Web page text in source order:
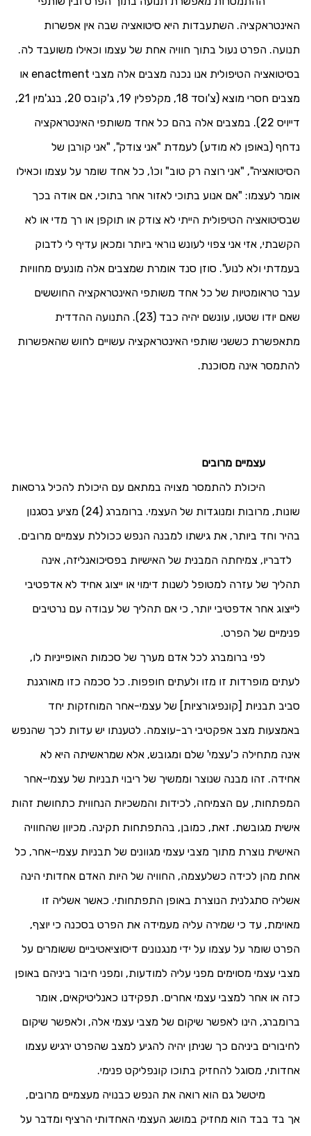
האינטראקציה. השתעבדות היא סיטואציה שבה אין אפשרות
תנועה. הפרט נעול בתוך חוויה אחת של עצמו וכאילו משועבד לה.
בסיטואציה הטיפולית אנו נכנה מצבים אלה מצבי enactment או
מצבים חסרי מוצא (צ'וסד 18, מקלפלין 19, ג'קובס 20, בנג'מין 21,
דייויס 22). במצבים אלה בהם כל אחד משותפי האינטראקציה
נדחף (באופן לא מודע) לעמדת "אני צודק", "אני קורבן של
הסיטואציה", "אני רוצה רק טוב" וכו', כל אחד שומר על עצמו וכאילו
אומר לעצמו: "אם אנוע בתוכי לאזור אחר בתוכי, אם אודה בכך
שבסיטואציה הטיפולית הייתי לא צודק או תוקפן או רך מדי או לא
הקשבתי, אזי אני צפוי לעונש נוראי ביותר ומכאן עדיף לי לדבוק
בעמדתי ולא לנוע". סוזן סנד אומרת שמצבים אלה מונעים מחוויות
עבר טראומטיות של כל אחד משותפי האינטראקציה החוששים
שאם יודו שטעו, עונשם יהיה כבד (23). התנועה ההדדית
מתאפשרת כששני שותפי האינטראקציה עשויים לחוש שהאפשרות
להתמסר אינה מסוכנת.
עצמיים מרובים
היכולת להתמסר מצויה במתאם עם היכולת להכיל גרסאות
שונות, מרובות ומנוגדות של העצמי. ברומברג (24) מציע בסגנון
בהיר וחד ביותר, את גישתו למבנה הנפש ככוללת עצמיים מרובים.
לדבריו, צמיחתה המבנית של האישיות בפסיכואנליזה, אינה
תהליך של עזרה למטופל לשנות דימוי או ייצוג אחיד לא אדפטיבי
לייצוג אחר אדפטיבי יותר, כי אם תהליך של עבודה עם נרטיבים
פנימיים של הפרט.
לפי ברומברג לכל אדם מערך של סכמות האופייניות לו,
לעתים מופרדות זו מזו ולעתים חופפות. כל סכמה כזו מאורגנת
סביב תבניות [קונפיגורציות] של עצמי-אחר המוחזקות יחד
באמצעות מצב אפקטיבי רב-עוצמה. לטענתו יש עדות לכך שהנפש
אינה מתחילה כ'עצמי' שלם ומגובש, אלא שמראשיתה היא לא
אחידה. זהו מבנה שנוצר וממשיך של ריבוי תבניות של עצמי-אחר
המפתחות, עם הצמיחה, לכידות והמשכיות הנחווית כתחושת זהות
אישית מגובשת. זאת, כמובן, בהתפתחות תקינה. מכיוון שהחוויה
האישית נוצרת מתוך מצבי עצמי מגוונים של תבניות עצמי-אחר, כל
אחת מהן לכידה כשלעצמה, החוויה של היות האדם אחדותי הינה
אשליה סתגלנית הנוצרת באופן התפתחותי. כאשר אשליה זו
מאוימת, עד כי שמירה עליה מעמידה את הפרט בסכנה כי יוצף,
הפרט שומר על עצמו על ידי מנגנונים דיסוציאטיביים ששומרים על
מצבי עצמי מסוימים מפני עליה למודעות, ומפני חיבור ביניהם באופן
כזה או אחר למצבי עצמי אחרים. תפקידנו כאנליטיקאים, אומר
ברומברג, הינו לאפשר שיקום של מצבי עצמי אלה, ולאפשר שיקום
לחיבורים ביניהם כך שניתן יהיה להגיע למצב שהפרט ירגיש עצמו
אחדותי, מסוגל להחזיק בתוכו קונפליקט פנימי.
מיטשל גם הוא רואה את הנפש כבנויה מעצמיים מרובים,
אך בד בבד הוא מחזיק במושג העצמי האחדותי הרציף ומדבר על